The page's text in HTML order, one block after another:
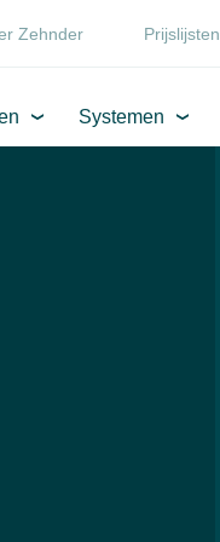
Zehnder Prijslijsten
Systemen